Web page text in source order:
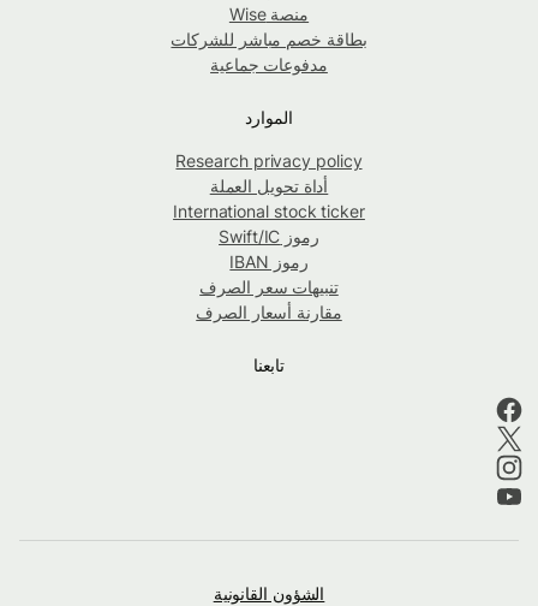
منصة Wise
بطاقة خصم مباشر للشركات
مدفوعات جماعية
الموارد
Research privacy policy
أداة تحويل العملة
International stock ticker
رموز Swift/IC
رموز IBAN
تنبيهات سعر الصرف
مقارنة أسعار الصرف
تابعنا
الشؤون القانونية